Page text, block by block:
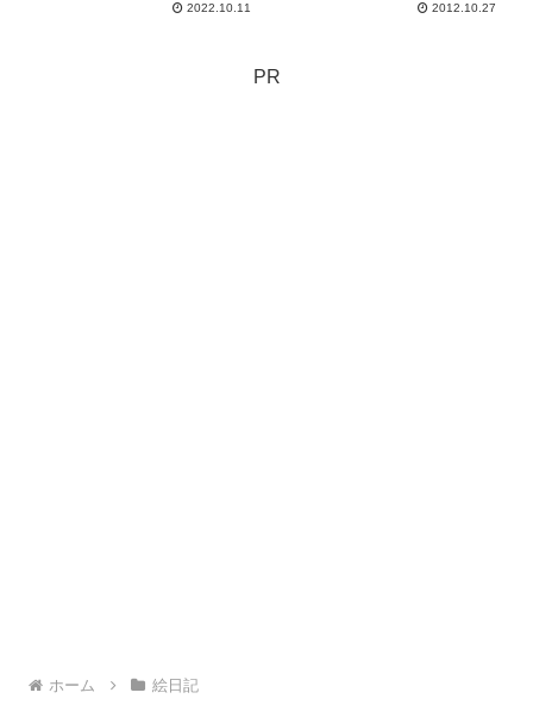
幅させない!楽しいことや嬉しい
2022.10.11 2012.10.27
PR
ホーム 絵日記